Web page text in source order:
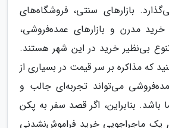
بازارهای سنتی، فروشگاه‌های
خرید مدرن و بازارهای عمده‌فروشی،
بی‌نظیر خرید در این شهر هستند.
که مذاکره بر سر قیمت در بسیاری از
می‌تواند تجربه‌ای جالب و
باشد. بنابراین، اگر قصد سفر به پکن
یک ماجراجویی خرید فراموش‌نشدنی